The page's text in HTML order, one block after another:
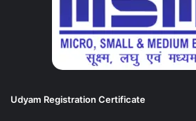
Udyam Registration Certificate